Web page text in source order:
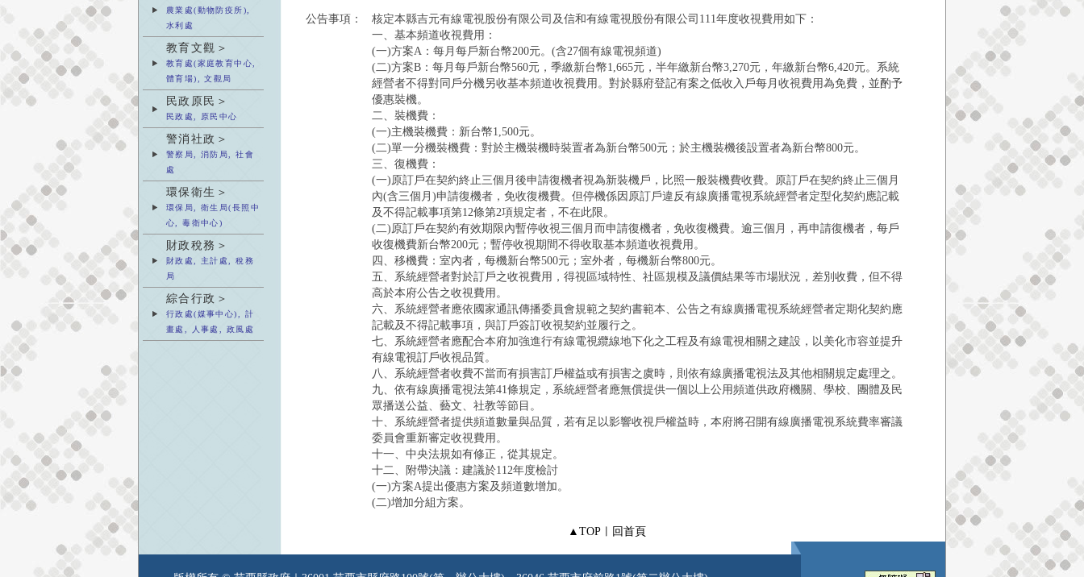
農業處(動物防疫所),
水利處
教育文觀＞
教育處(家庭教育中心,
體育場), 文觀局
民政原民＞
民政處, 原民中心
警消社政＞
警察局, 消防局, 社會
處
環保衛生＞
環保局, 衛生局(長照中
心, 毒衛中心)
財政稅務＞
財政處, 主計處, 稅務
局
綜合行政＞
行政處(媒事中心), 計
畫處, 人事處, 政風處
公告事項：
核定本縣吉元有線電視股份有限公司及信和有線電視股份有限公司111年度收視費用如下：
一、基本頻道收視費用：
(一)方案A：每月每戶新台幣200元。(含27個有線電視頻道)
(二)方案B：每月每戶新台幣560元，季繳新台幣1,665元，半年繳新台幣3,270元，年繳新台幣6,420元。系統
經營者不得對同戶分機另收基本頻道收視費用。對於縣府登記有案之低收入戶每月收視費用為免費，並酌予
優惠裝機。
二、裝機費：
(一)主機裝機費：新台幣1,500元。
(二)單一分機裝機費：對於主機裝機時裝置者為新台幣500元；於主機裝機後設置者為新台幣800元。
三、復機費：
(一)原訂戶在契約終止三個月後申請復機者視為新裝機戶，比照一般裝機費收費。原訂戶在契約終止三個月
內(含三個月)申請復機者，免收復機費。但停機係因原訂戶違反有線廣播電視系統經營者定型化契約應記載
及不得記載事項第12條第2項規定者，不在此限。
(二)原訂戶在契約有效期限內暫停收視三個月而申請復機者，免收復機費。逾三個月，再申請復機者，每戶
收復機費新台幣200元；暫停收視期間不得收取基本頻道收視費用。
四、移機費：室內者，每機新台幣500元；室外者，每機新台幣800元。
五、系統經營者對於訂戶之收視費用，得視區域特性、社區規模及議價結果等市場狀況，差別收費，但不得
高於本府公告之收視費用。
六、系統經營者應依國家通訊傳播委員會規範之契約書範本、公告之有線廣播電視系統經營者定期化契約應
記載及不得記載事項，與訂戶簽訂收視契約並履行之。
七、系統經營者應配合本府加強進行有線電視纜線地下化之工程及有線電視相關之建設，以美化市容並提升
有線電視訂戶收視品質。
八、系統經營者收費不當而有損害訂戶權益或有損害之虞時，則依有線廣播電視法及其他相關規定處理之。
九、依有線廣播電視法第41條規定，系統經營者應無償提供一個以上公用頻道供政府機關、學校、團體及民
眾播送公益、藝文、社教等節目。
十、系統經營者提供頻道數量與品質，若有足以影響收視戶權益時，本府將召開有線廣播電視系統費率審議
委員會重新審定收視費用。
十一、中央法規如有修正，從其規定。
十二、附帶決議：建議於112年度檢討
(一)方案A提出優惠方案及頻道數增加。
(二)增加分組方案。
▲TOP︱ 回首頁